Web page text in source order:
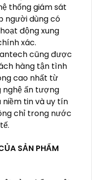
thống giám sát
người dùng có
động xung
xác.
cũng được
hàng tận tình
cao nhất từ
nghệ ấn tượng
tin và uy tín
chỉ trong nước
SẢN PHẨM